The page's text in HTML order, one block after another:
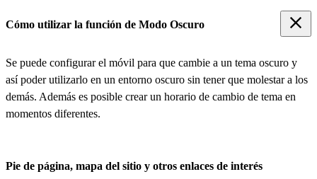
Cómo utilizar la función de Modo Oscuro
Se puede configurar el móvil para que cambie a un tema oscuro y
así poder utilizarlo en un entorno oscuro sin tener que molestar a los
demás. Además es posible crear un horario de cambio de tema en
momentos diferentes.
Pie de página, mapa del sitio y otros enlaces de interés